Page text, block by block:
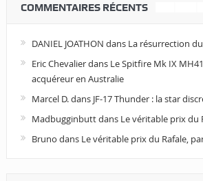
COMMENTAIRES RÉCENTS
DANIEL JOATHON dans La résurrection
Eric Chevalierdans Le Spitfire Mk IX
acquéreur en Australie
Marcel D.dans JF-17 Thunder : la star
Madbugginbuttdans Le véritable prix du
Bruno dans Le véritable prix du Rafale,